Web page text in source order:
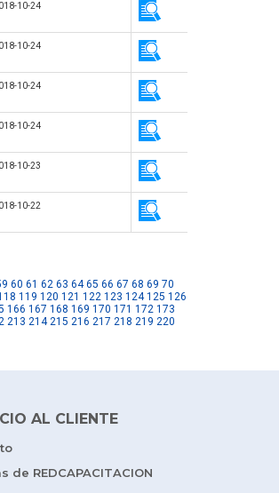
10-24
10-24
10-24
10-24
10-23
10-22
60 61 62 63 64 65 66 67 68 69 70
119 120 121 122 123 124 125 126
166 167 168 169 170 171 172 173
213 214 215 216 217 218 219 220
AL CLIENTE
de REDCAPACITACION